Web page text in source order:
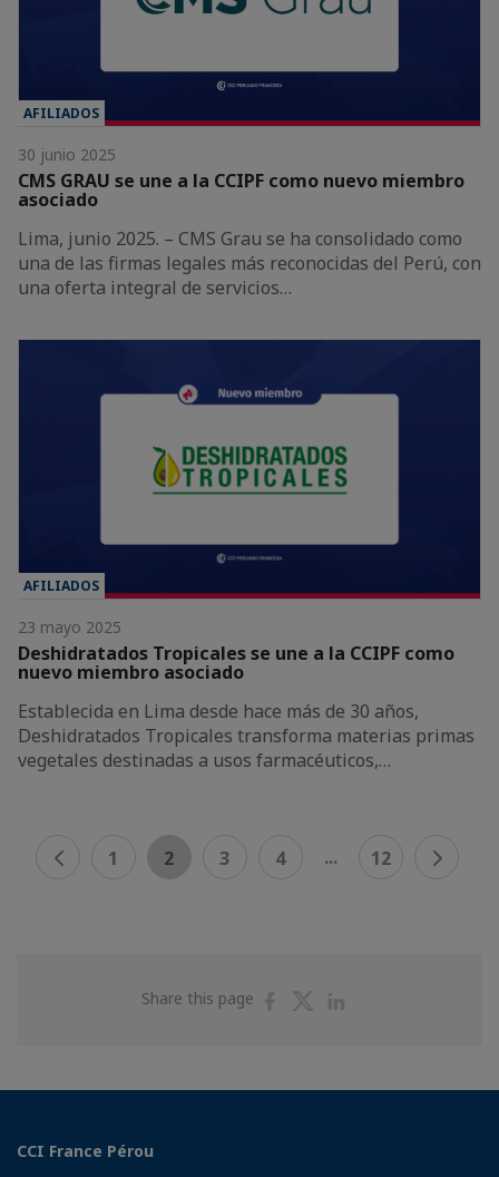
AFILIADOS
30 junio 2025
CMS GRAU se une a la CCIPF como nuevo miembro
asociado
Lima, junio 2025. – CMS Grau se ha consolidado como
una de las firmas legales más reconocidas del Perú, con
una oferta integral de servicios…
AFILIADOS
23 mayo 2025
Deshidratados Tropicales se une a la CCIPF como
nuevo miembro asociado
Establecida en Lima desde hace más de 30 años,
Deshidratados Tropicales transforma materias primas
vegetales destinadas a usos farmacéuticos,…
1 2 3 4 ... 12
Share this page
ShareShare
CCI France Pérou